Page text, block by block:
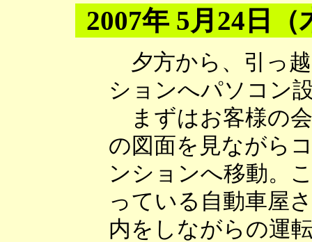
2007年 5月24日（
夕方から、引っ
ションへパソコン
まずはお客様の
の図面を見ながら
ンションへ移動。
っている自動車屋
内をしながらの運